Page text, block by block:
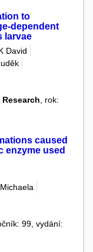
to
dependent
larvae
David
, rok:
caused
enzyme used
99, vydání: